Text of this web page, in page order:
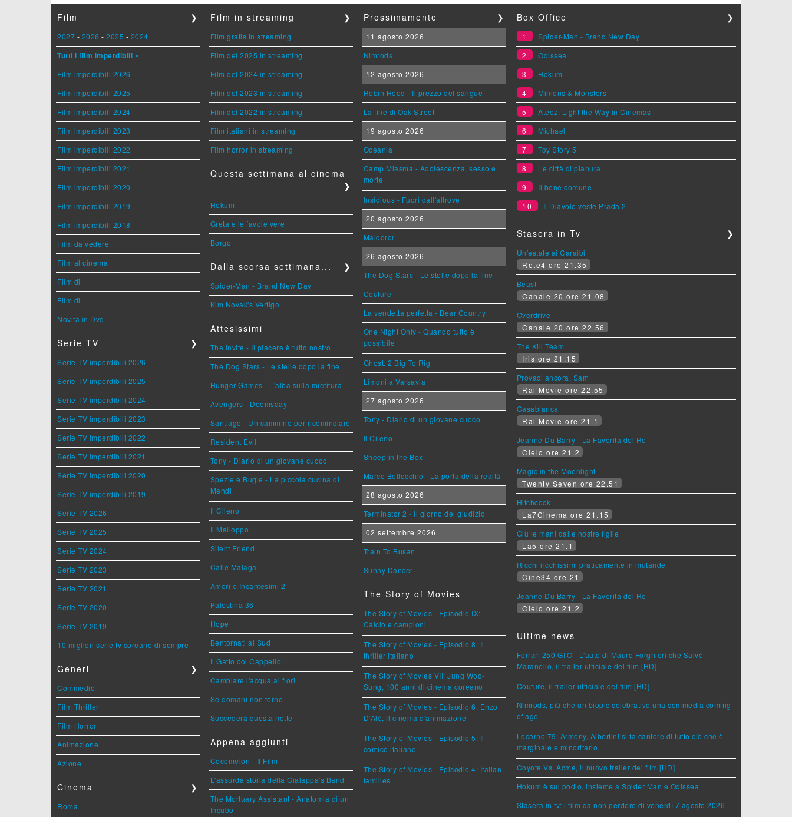
Film ❯
2027 - 2026 - 2025 - 2024
Tutti i film imperdibili »
Film imperdibili 2026
Film imperdibili 2025
Film imperdibili 2024
Film imperdibili 2023
Film imperdibili 2022
Film imperdibili 2021
Film imperdibili 2020
Film imperdibili 2019
Film imperdibili 2018
Film da vedere
Film al cinema
Film di
Film di
Novità in Dvd
Serie TV ❯
Serie TV imperdibili 2026
Serie TV imperdibili 2025
Serie TV imperdibili 2024
Serie TV imperdibili 2023
Serie TV imperdibili 2022
Serie TV imperdibili 2021
Serie TV imperdibili 2020
Serie TV imperdibili 2019
Serie TV 2026
Serie TV 2025
Serie TV 2024
Serie TV 2023
Serie TV 2021
Serie TV 2020
Serie TV 2019
10 migliori serie tv coreane di sempre
Generi ❯
Commedie
Film Thriller
Film Horror
Animazione
Azione
Cinema ❯
Roma
Film in streaming ❯
Film gratis in streaming
Film del 2025 in streaming
Film del 2024 in streaming
Film del 2023 in streaming
Film del 2022 in streaming
Film italiani in streaming
Film horror in streaming
Questa settimana al cinema
❯
Hokum
Greta e le favole vere
Borgo
Dalla scorsa settimana... ❯
Spider-Man - Brand New Day
Kim Novak's Vertigo
Attesissimi
The Invite - Il piacere è tutto nostro
The Dog Stars - Le stelle dopo la fine
Hunger Games - L'alba sulla mietitura
Avengers - Doomsday
Santiago - Un cammino per ricominciare
Resident Evil
Tony - Diario di un giovane cuoco
Spezie e Bugie - La piccola cucina di
Mehdi
Il Cileno
Il Malloppo
Silent Friend
Calle Malaga
Amori e Incantesimi 2
Palestina 36
Hope
Bentornati al Sud
Il Gatto col Cappello
Cambiare l'acqua ai fiori
Se domani non torno
Succederà questa notte
Appena aggiunti
Cocomelon - Il Film
L'assurda storia della Gialappa's Band
The Mortuary Assistant - Anatomia di un
Incubo
Prossimamente ❯
11 agosto 2026
Nimrods
12 agosto 2026
Robin Hood - Il prezzo del sangue
La fine di Oak Street
19 agosto 2026
Oceania
Camp Miasma - Adolescenza, sesso e
morte
Insidious - Fuori dall'altrove
20 agosto 2026
Maldoror
26 agosto 2026
The Dog Stars - Le stelle dopo la fine
Couture
La vendetta perfetta - Bear Country
One Night Only - Quando tutto è
possibile
Ghost: 2 Big To Rig
Limoni a Varsavia
27 agosto 2026
Tony - Diario di un giovane cuoco
Il Cileno
Sheep in the Box
Marco Bellocchio - La porta della realtà
28 agosto 2026
Terminator 2 - Il giorno del giudizio
02 settembre 2026
Train To Busan
Sunny Dancer
The Story of Movies
The Story of Movies - Episodio IX:
Calcio e campioni
The Story of Movies - Episodio 8: Il
thriller italiano
The Story of Movies VII: Jung Woo-
Sung, 100 anni di cinema coreano
The Story of Movies - Episodio 6: Enzo
D'Alò, il cinema d'animazione
The Story of Movies - Episodio 5: Il
comico italiano
The Story of Movies - Episodio 4: Italian
families
Box Office ❯
1
Spider-Man - Brand New Day
2
Odissea
3
Hokum
4
Minions & Monsters
5
Ateez: Light the Way in Cinemas
6
Michael
7
Toy Story 5
8
Le città di pianura
9
Il bene comune
10
Il Diavolo veste Prada 2
Stasera in Tv ❯
Un'estate ai Caraibi
Rete4 ore 21.35
Beast
Canale 20 ore 21.08
Overdrive
Canale 20 ore 22.56
The Kill Team
Iris ore 21.15
Provaci ancora, Sam
Rai Movie ore 22.55
Casablanca
Rai Movie ore 21.1
Jeanne Du Barry - La Favorita del Re
Cielo ore 21.2
Magic in the Moonlight
Twenty Seven ore 22.51
Hitchcock
La7Cinema ore 21.15
Giù le mani dalle nostre figlie
La5 ore 21.1
Ricchi ricchissimi praticamente in mutande
Cine34 ore 21
Jeanne Du Barry - La Favorita del Re
Cielo ore 21.2
Ultime news
Ferrari 250 GTO - L'auto di Mauro Forghieri che Salvò
Maranello, il trailer ufficiale del film [HD]
Couture, il trailer ufficiale del film [HD]
Nimrods, più che un biopic celebrativo una commedia coming
of age
Locarno 79: Armony, Albertini si fa cantore di tutto ciò che è
marginale e minoritario
Coyote Vs. Acme, il nuovo trailer del film [HD]
Hokum è sul podio, insieme a Spider Man e Odissea
Stasera in tv: i film da non perdere di venerdì 7 agosto 2026